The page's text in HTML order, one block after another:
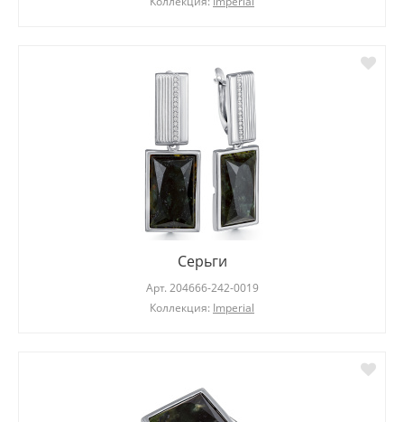
Серьги
Арт. 204666-242-0019
Коллекция: Imperial